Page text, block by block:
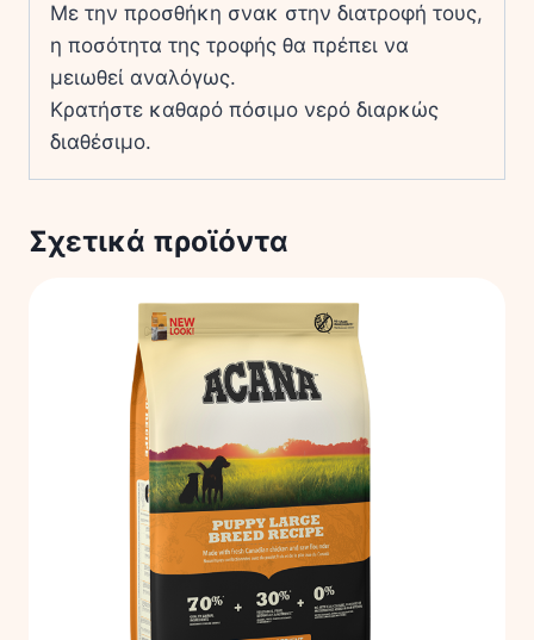
Με την προσθήκη σνακ στην διατροφή τους,
η ποσότητα της τροφής θα πρέπει να
μειωθεί αναλόγως.
Κρατήστε καθαρό πόσιμο νερό διαρκώς
διαθέσιμο.
Σχετικά προϊόντα